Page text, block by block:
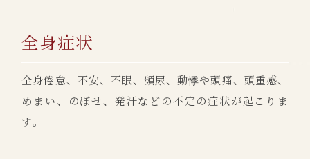
全身症状
全身倦怠、不安、不眠、頻尿、動悸や頭痛、頭重感、
めまい、のぼせ、発汗などの不定の症状が起こりま
す。